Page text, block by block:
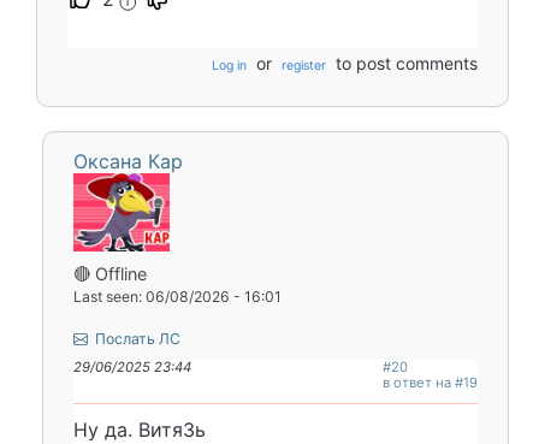
Log in or register to post comments
Оксана Кар
🔴 Offline
Last seen: 06/08/2026 - 16:01
Послать ЛС
29/06/2025 23:44
#20
в ответ на #19
Ну да. ВитяЗь